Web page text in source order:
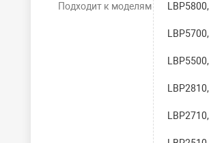
Подходит к моделям LBP5800,
LBP5700,
LBP5500,
LBP2810,
LBP2710,